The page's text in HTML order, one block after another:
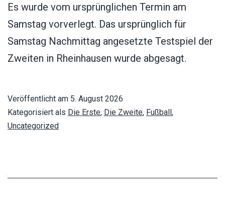
Es wurde vom ursprünglichen Termin am
Samstag vorverlegt. Das ursprünglich für
Samstag Nachmittag angesetzte Testspiel der
Zweiten in Rheinhausen wurde abgesagt.
Veröffentlicht am 5. August 2026
Kategorisiert als Die Erste, Die Zweite, Fußball,
Uncategorized